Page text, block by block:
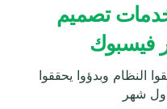
تصميم
فيسبوك
النظام وبدؤوا يحققوا
شهر